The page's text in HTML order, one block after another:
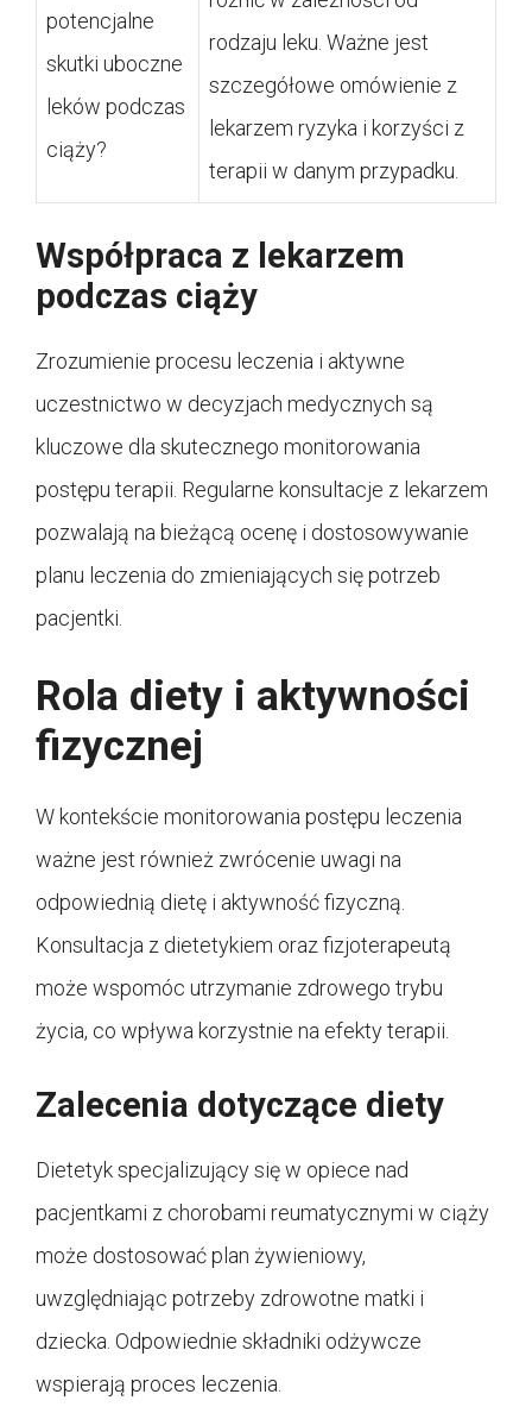
potencjalne
skutki uboczne
leków podczas
ciąży?
rodzaju leku. Ważne jest
szczegółowe omówienie z
lekarzem ryzyka i korzyści z
terapii w danym przypadku.
Współpraca z lekarzem
podczas ciąży
Zrozumienie procesu leczenia i aktywne
uczestnictwo w decyzjach medycznych są
kluczowe dla skutecznego monitorowania
postępu terapii. Regularne konsultacje z lekarzem
pozwalają na bieżącą ocenę i dostosowywanie
planu leczenia do zmieniających się potrzeb
pacjentki.
Rola diety i aktywności
fizycznej
W kontekście monitorowania postępu leczenia
ważne jest również zwrócenie uwagi na
odpowiednią dietę i aktywność fizyczną.
Konsultacja z dietetykiem oraz fizjoterapeutą
może wspomóc utrzymanie zdrowego trybu
życia, co wpływa korzystnie na efekty terapii.
Zalecenia dotyczące diety
Dietetyk specjalizujący się w opiece nad
pacjentkami z chorobami reumatycznymi w ciąży
może dostosować plan żywieniowy,
uwzględniając potrzeby zdrowotne matki i
dziecka. Odpowiednie składniki odżywcze
wspierają proces leczenia.